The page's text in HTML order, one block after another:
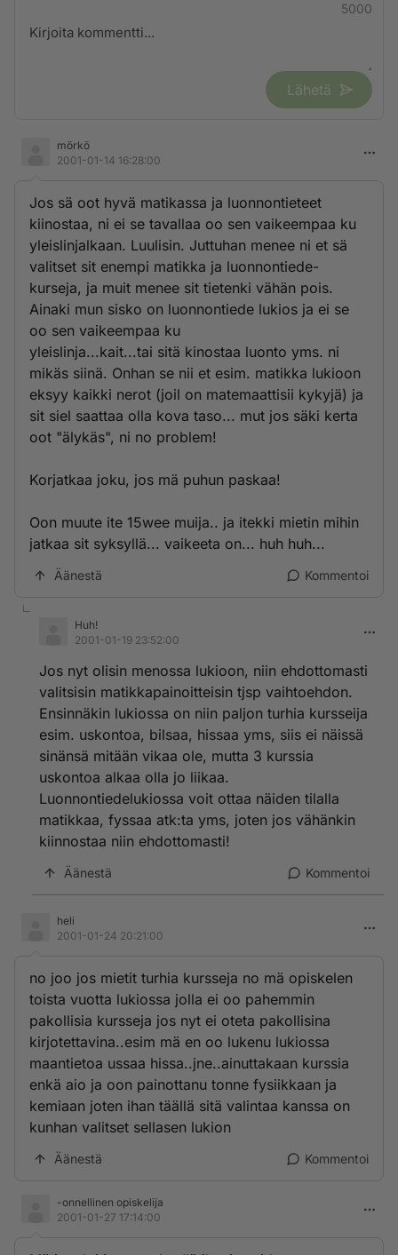
5000
Lähetä
mörkö
2001-01-14 16:28:00
Jos sä oot hyvä matikassa ja luonnontieteet
kiinostaa, ni ei se tavallaa oo sen vaikeempaa ku
yleislinjalkaan. Luulisin. Juttuhan menee ni et sä
valitset sit enempi matikka ja luonnontiede-
kurseja, ja muit menee sit tietenki vähän pois.
Ainaki mun sisko on luonnontiede lukios ja ei se
oo sen vaikeempaa ku
yleislinja...kait...tai sitä kinostaa luonto yms. ni
mikäs siinä. Onhan se nii et esim. matikka lukioon
eksyy kaikki nerot (joil on matemaattisii kykyjä) ja
sit siel saattaa olla kova taso... mut jos säki kerta
oot "älykäs", ni no problem!
Korjatkaa joku, jos mä puhun paskaa!
Oon muute ite 15wee muija.. ja itekki mietin mihin
jatkaa sit syksyllä... vaikeeta on... huh huh...
Äänestä Kommentoi
Huh!
2001-01-19 23:52:00
Jos nyt olisin menossa lukioon, niin ehdottomasti
valitsisin matikkapainoitteisin tjsp vaihtoehdon.
Ensinnäkin lukiossa on niin paljon turhia kursseija
esim. uskontoa, bilsaa, hissaa yms, siis ei näissä
sinänsä mitään vikaa ole, mutta 3 kurssia
uskontoa alkaa olla jo liikaa.
Luonnontiedelukiossa voit ottaa näiden tilalla
matikkaa, fyssaa atk:ta yms, joten jos vähänkin
kiinnostaa niin ehdottomasti!
Äänestä Kommentoi
heli
2001-01-24 20:21:00
no joo jos mietit turhia kursseja no mä opiskelen
toista vuotta lukiossa jolla ei oo pahemmin
pakollisia kursseja jos nyt ei oteta pakollisina
kirjotettavina..esim mä en oo lukenu lukiossa
maantietoa ussaa hissa..jne..ainuttakaan kurssia
enkä aio ja oon painottanu tonne fysiikkaan ja
kemiaan joten ihan täällä sitä valintaa kanssa on
kunhan valitset sellasen lukion
Äänestä Kommentoi
-onnellinen opiskelija
2001-01-27 17:14:00